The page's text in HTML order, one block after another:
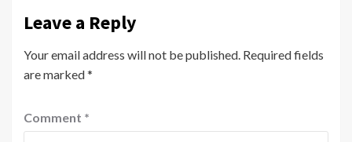
Leave a Reply
Your email address will not be published. Required fields
are marked*
Comment *